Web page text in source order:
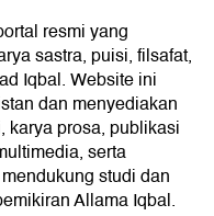
resmi yang
sastra, puisi, filsafat,
Iqbal. Website ini
dan menyediakan
karya prosa, publikasi
serta
studi dan
Allama Iqbal.